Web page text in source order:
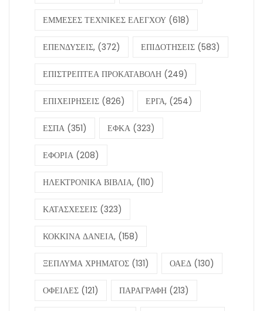
ΕΜΜΕΣΕΣ ΤΕΧΝΙΚΕΣ ΕΛΕΓΧΟΥ (618)
ΕΠΕΝΔΥΣΕΙΣ, (372) ΕΠΙΔΟΤΗΣΕΙΣ (583)
ΕΠΙΣΤΡΕΠΤΕΑ ΠΡΟΚΑΤΑΒΟΛΗ (249)
ΕΠΙΧΕΙΡΗΣΕΙΣ (826) ΕΡΓΑ, (254)
ΕΣΠΑ (351) ΕΦΚΑ (323)
ΕΦΟΡΙΑ (208)
ΗΛΕΚΤΡΟΝΙΚΑ ΒΙΒΛΙΑ, (110)
ΚΑΤΑΣΧΕΣΕΙΣ (323)
ΚΟΚΚΙΝΑ ΔΑΝΕΙΑ, (158)
ΞΕΠΛΥΜΑ ΧΡΗΜΑΤΟΣ (131) ΟΑΕΔ (130)
ΟΦΕΙΛΕΣ (121) ΠΑΡΑΓΡΑΦΗ (213)